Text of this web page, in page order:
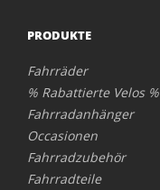
PRODUKTE
Fahrräder
% Rabattierte Velos %
Fahrradanhänger
Occasionen
Fahrradzubehör
Fahrradteile